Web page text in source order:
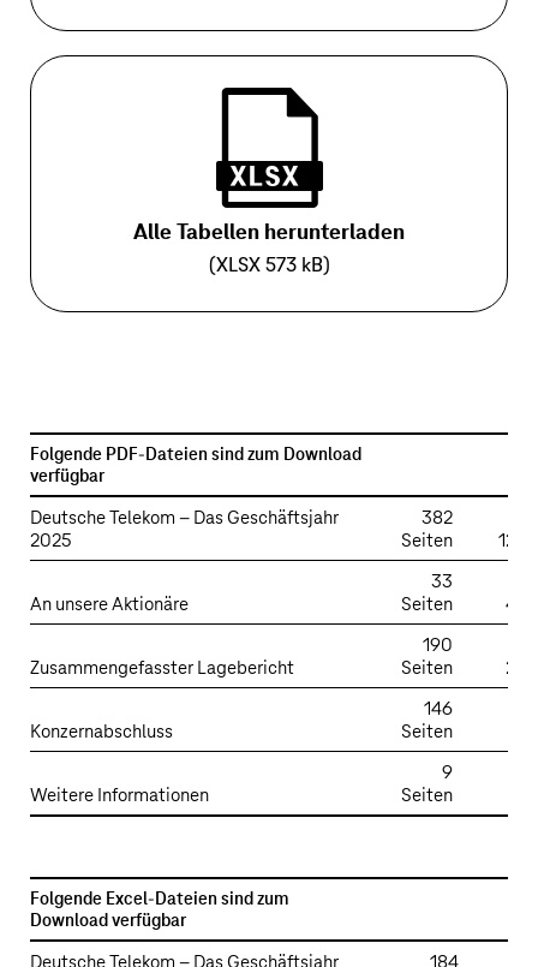
Alle Tabellen herunterladen
(XLSX 573 kB)
Downloads
pdf
Folgende PDF-Dateien sind zum Download
verfügbar
Deutsche Telekom – Das Geschäftsjahr
2025
382
Seiten
12,6
An unsere Aktionäre
33
Seiten
Zusammengefasster Lagebericht
190
Seiten
2,4
Konzernabschluss
146
Seiten
Weitere Informationen
9
Seiten
Downloads
xls
Folgende Excel-Dateien sind zum
Download verfügbar
Deutsche Telekom – Das Geschäftsjahr
184